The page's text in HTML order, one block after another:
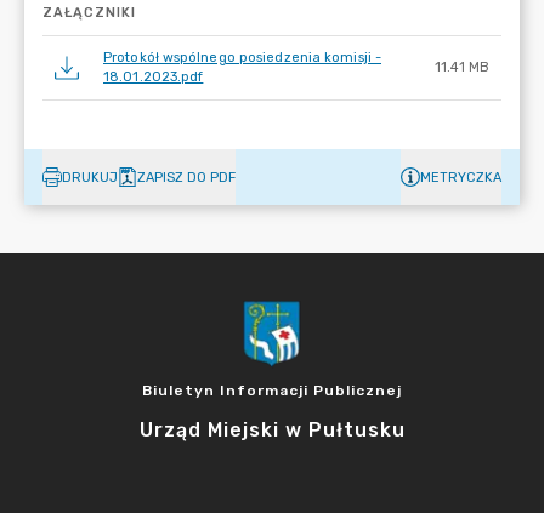
ZAŁĄCZNIKI
Protokół wspólnego posiedzenia komisji -
18.01.2023.pdf
11.41 MB
DRUKUJ ZAPISZ DO PDF METRYCZKA
Biuletyn Informacji Publicznej
Urząd Miejski w Pułtusku